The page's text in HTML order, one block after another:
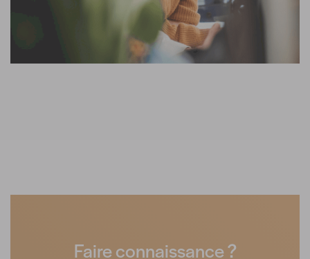
Faire connaissance ?